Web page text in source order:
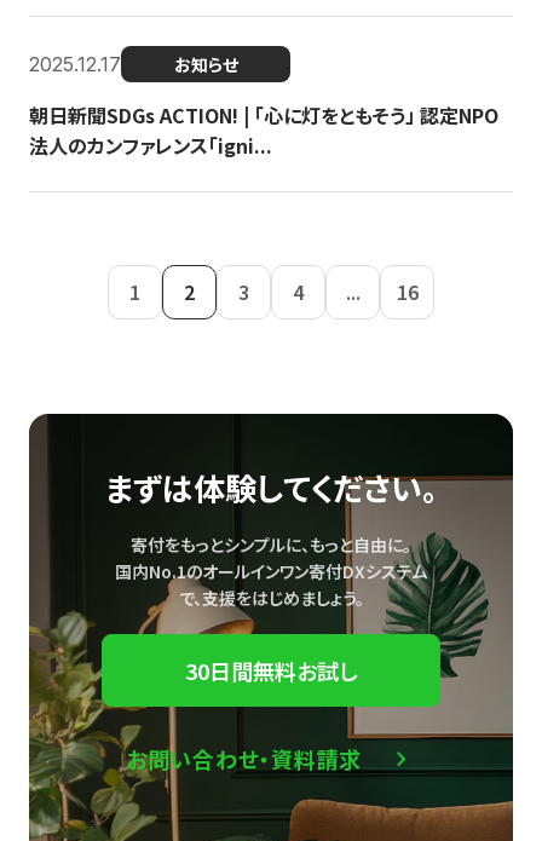
2025.12.17 お知らせ
朝日新聞SDGs ACTION! | 「心に灯をともそう」 認定NPO
法人のカンファレンス「igni...
1 2 3 4 ... 16
まずは体験してください。
寄付をもっとシンプルに、もっと自由に。
国内No.1のオールインワン寄付DXシステム
で、支援をはじめましょう。
30日間無料お試し
お問い合わせ・資料請求